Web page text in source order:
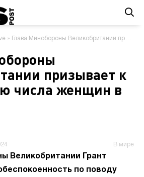
» Глава Минобороны Великобритании призывает к увеличению числа женщин в армии
призывает к
числа женщин в
В мире
Великобритании Грант
по поводу